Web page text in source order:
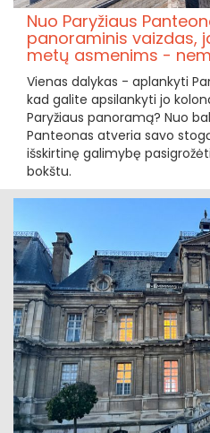
Nuo Paryžiaus
panoraminis vaizdas,
metų asmenims -
Vienas dalykas - aplankyti
kad galite apsilankyti jo
Paryžiaus panoramą? Nuo
Panteonas atveria savo
išskirtinę galimybę
bokštu.